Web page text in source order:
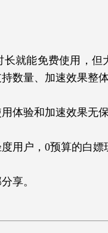
就能免费使用，
数量、加速效果整
体验和加速效果无
用户，0预算的白嫖
享。